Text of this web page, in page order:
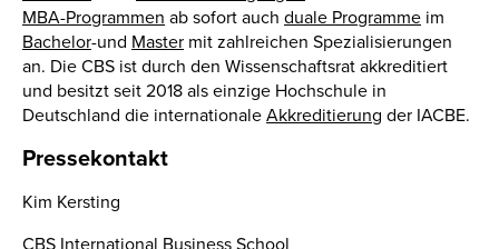
MBA-Programmen ab sofort auch duale Programme im
Bachelor-und Master mit zahlreichen Spezialisierungen
an. Die CBS ist durch den Wissenschaftsrat akkreditiert
und besitzt seit 2018 als einzige Hochschule in
Deutschland die internationale Akkreditierung der IACBE.
Pressekontakt
Kim Kersting
CBS International Business School